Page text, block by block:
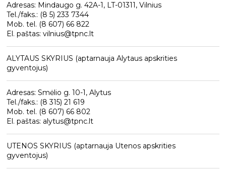
Adresas: Mindaugo g. 42A-1, LT-01311, Vilnius
Tel./faks.: (8 5) 233 7344
Mob. tel. (8 607) 66 822
El. paštas: vilnius@tpnc.lt
ALYTAUS SKYRIUS (aptarnauja Alytaus apskrities
gyventojus)
Adresas: Smėlio g. 10-1, Alytus
Tel./faks.: (8 315) 21 619
Mob. tel. (8 607) 66 802
El. paštas: alytus@tpnc.lt
UTENOS SKYRIUS (aptarnauja Utenos apskrities
gyventojus)